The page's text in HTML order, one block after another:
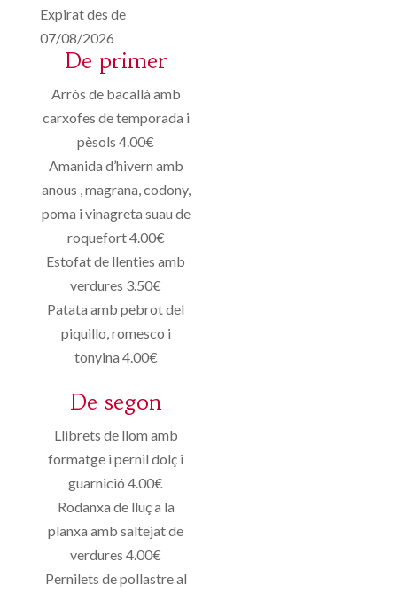
Expirat des de
07/08/2026
De primer
Arròs de bacallà amb
carxofes de temporada i
pèsols 4.00€
Amanida d’hivern amb
anous , magrana, codony,
poma i vinagreta suau de
roquefort 4.00€
Estofat de llenties amb
verdures 3.50€
Patata amb pebrot del
piquillo, romesco i
tonyina 4.00€
De segon
Llibrets de llom amb
formatge i pernil dolç i
guarnició 4.00€
Rodanxa de lluç a la
planxa amb saltejat de
verdures 4.00€
Pernilets de pollastre al